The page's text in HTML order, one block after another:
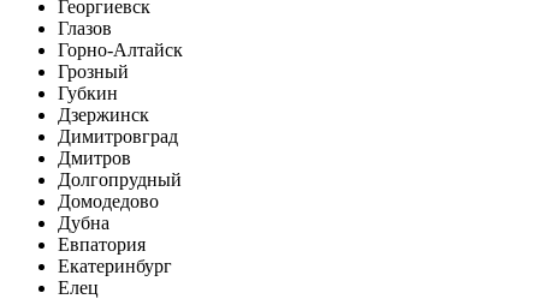
Георгиевск
Глазов
Горно-Алтайск
Грозный
Губкин
Дзержинск
Димитровград
Дмитров
Долгопрудный
Домодедово
Дубна
Евпатория
Екатеринбург
Елец